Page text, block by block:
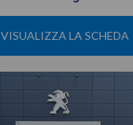
VISUALIZZA LA SCHEDA